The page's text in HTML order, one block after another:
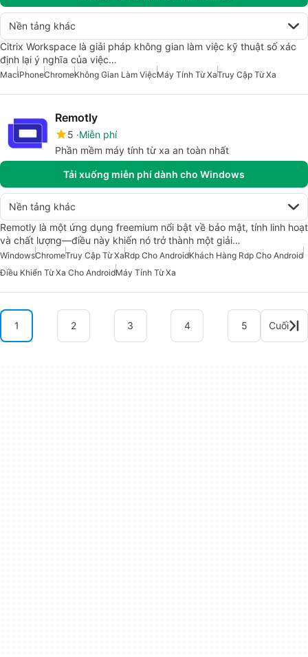
Nền tảng khác
Citrix Workspace là giải pháp không gian làm việc kỹ thuật số xác
định lại ý nghĩa của việc…
MaciPhoneChromeKhông Gian Làm ViệcMáy Tính Từ XaTruy Cập Từ Xa
Remotly
5 Miễn phí
Phần mềm máy tính từ xa an toàn nhất
Tải xuống miễn phí dành cho Windows
Nền tảng khác
Remotly là một ứng dụng freemium nổi bật về bảo mật, tính linh hoạt
và chất lượng—điều này khiến nó trở thành một giải…
WindowsChromeTruy Cập Từ XaRdp Cho AndroidKhách Hàng Rdp Cho Android
Điều Khiển Từ Xa Cho AndroidMáy Tính Từ Xa
1 2 3 4 5 Cuối